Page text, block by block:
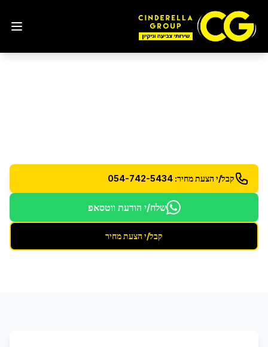
קבל/י הצעת מחיר: 054-742-5434
שלח/י הודעת ווטסאפ
קבל/י הצעת מחיר